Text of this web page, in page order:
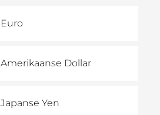
Euro
Amerikaanse Dollar
Japanse Yen